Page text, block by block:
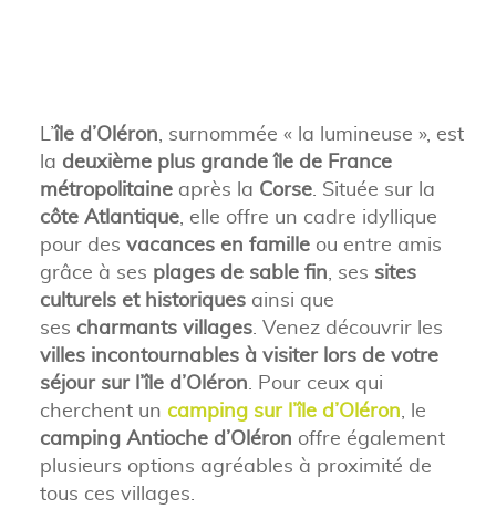
L’île d’Oléron, surnommée « la lumineuse », est
la deuxième plus grande île de France
métropolitaineaprès la Corse. Située sur la
côte Atlantique, elle offre un cadre idyllique
pour des vacances en familleou entre amis
grâce à ses plages de sable fin, ses sites
culturels et historiquesainsi que
ses charmants villages. Venez découvrir les
villes incontournables à visiter lors de votre
séjour sur l’île d’Oléron. Pour ceux qui
cherchent un camping sur l’île d’Oléron, le
camping Antioche d’Oléron offre également
plusieurs options agréables à proximité de
tous ces villages.